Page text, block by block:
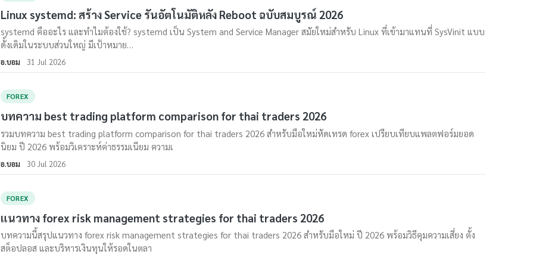
Linux systemd: สร้าง Service รันอัตโนมัติหลัง Reboot ฉบับสมบูรณ์ 2026
systemd คืออะไร และทำไมต้องใช้? systemd เป็น System and Service Manager สมัยใหม่สำหรับ Linux ที่เข้ามาแทนที่ SysVinit แบบ
ดั้งเดิมในระบบส่วนใหญ่ มีเป้าหมาย…
อ.บอม 31 Jul 2026
FOREX
บทความ best trading platform comparison for thai traders 2026
รวมบทความ best trading platform comparison for thai traders 2026 สำหรับมือใหม่หัดเทรด forex เปรียบเทียบแพลตฟอร์มยอด
นิยม ปี 2026 พร้อมวิเคราะห์ค่าธรรมเนียม ความเ
อ.บอม 30 Jul 2026
FOREX
แนวทาง forex risk management strategies for thai traders 2026
บทความนี้สรุปแนวทาง forex risk management strategies for thai traders 2026 สำหรับมือใหม่ ปี 2026 พร้อมวิธีคุมความเสี่ยง ตั้ง
สต็อปลอส และบริหารเงินทุนให้รอดในตลา